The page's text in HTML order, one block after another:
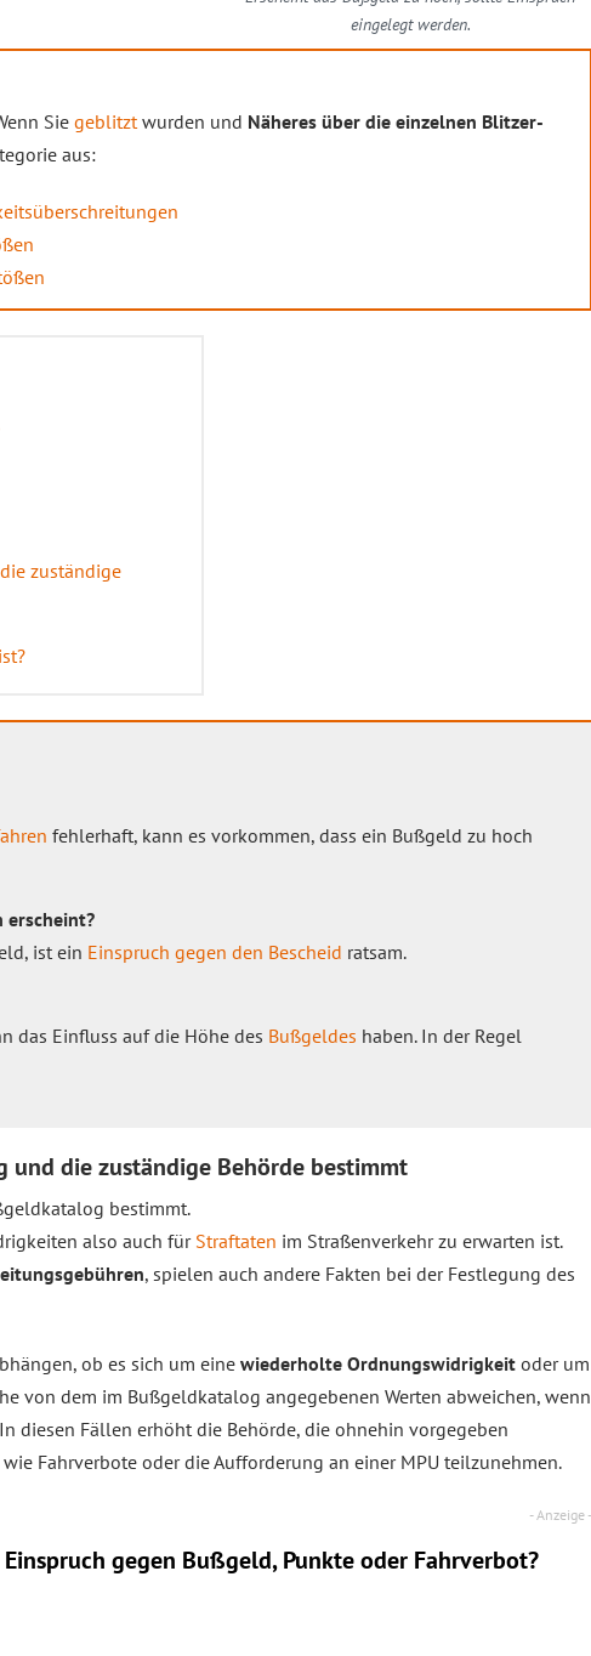
eingelegt werden.
Siegeblitztwurden und Näheres über die einzelnen Blitzer-
aus:
zuständige
fehlerhaft, kann es vorkommen, dass ein Bußgeld zu hoch
erscheint?
ist ein Einspruch gegen den Bescheid ratsam.
das Einfluss auf die Höhe des Bußgeldes haben. In der Regel
die zuständige Behörde bestimmt
bestimmt.
also auch fürStraftaten im Straßenverkehr zu erwarten ist.
, spielen auch andere Fakten bei der Festlegung des
ob es sich um eine wiederholte Ordnungswidrigkeit oder um
von dem im Bußgeldkatalog angegebenen Werten abweichen, wenn
diesen Fällen erhöht die Behörde, die ohnehin vorgegeben
wie Fahrverbote oder die Aufforderung an einer MPU teilzunehmen.
Einspruch gegen Bußgeld, Punkte oder Fahrverbot?